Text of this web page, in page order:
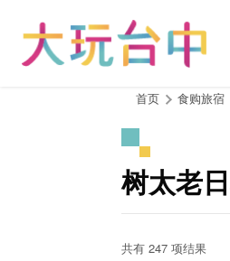
首页 食购旅宿
树太老
共有 247 项结果